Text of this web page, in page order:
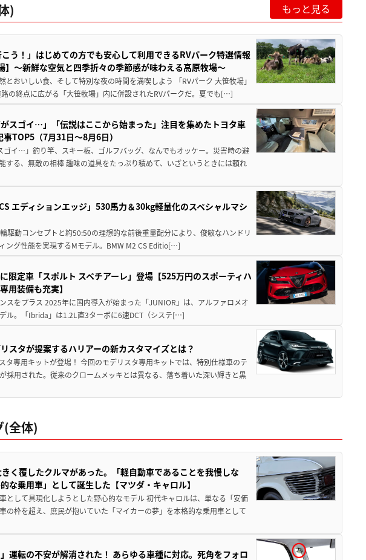
) もっと見る
こう！」はじめての方でも安心して利用できるRVパーク特選情報
】～新鮮な空気と四季折々の季節感が味わえる高原牧場～
とおいしい食、そして特別な夜の時間を満喫しよう 「RVパーク 大笹牧場」
の終点に広がる「大笹牧場」内に併設されたRVパークだ。夏でも[…]
がスゴイ…」「伝説はここから始まった」注目を集めたトヨタ車
TOP5（7月31日〜8月6日）
イ…」釣り竿、スキー板、ゴルフバッグ、なんでもオッケー。災害時の避
する、無敵の相棒 趣味の道具をたっぷり積めて、いざというときには頼れ
エディションエッジ」530馬力＆30kg軽量化のスペシャルマシ
駆動コンセプトと約50:50の理想的な前後重量配分により、俊敏なハンドリ
ング性能を実現するMモデル。BMW M2 CS Editio[…]
限定車「スポルト スペチアーレ」登場【525万円のスポーティハ
用装備も充実】
スをプラス 2025年に国内導入が始まった「JUNIOR」は、アルファロメオ
ル。「Ibrida」は1.2L直3ターボに6速DCT（システ[…]
スタが提案するハリアーの新カスタマイズとは？
タ専用キットが登場！ 今回のモデリスタ専用キットでは、特別仕様車のテ
採用された。従来のクロームメッキとは異なる、落ち着いた深い輝きと黒
(全体)
く覆したクルマがあった。「軽自動車であることを我慢しな
な乗用車」として誕生した【マツダ・キャロル】
として具現化しようとした野心的なモデル 初代キャロルは、単なる「安価
の枠を超え、庶民が抱いていた「マイカーの夢」を本格的な乗用車として
運転の不安が解消された！ あらゆる車種に対応。死角をフォロ